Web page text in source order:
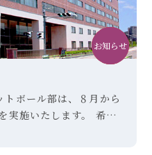
中学
クラブ活動
お知らせ
ボール部は、８月から
実施いたします。 希望